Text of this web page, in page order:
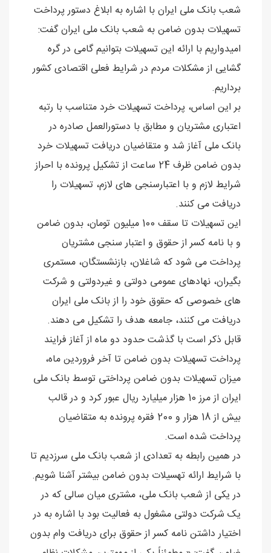
شعب بانک ملی ایران با اشاره به ابلاغ دستور پرداخت
تسهیلات بدون ضامن به شعب بانک ملی ایران گفت:
امیدواریم با ارائه این تسهیلات بتوانیم گامی در گره
گشایی از مشکلات مردم در شرایط فعلی اقتصادی کشور
برداریم.
بر این اساس، پرداخت تسهیلات خرد متناسب با رتبه
اعتباری مشتریان و مطابق با دستورالعمل صادره در
بانک ملی آغاز شد و متقاضیان دریافت تسهیلات خرد
بدون ضامن ظرف 24 ساعت از تشکیل پرونده با احراز
شرایط لازم و با اعتبارسنجی های لازم، تسهیلات را
دریافت می کنند.
این تسهیلات تا سقف 100 میلیون تومان، بدون ضامن
و با نامه کسر از حقوق و اعتبار سنجی مشتریان
پرداخت می شود که شاغلان، بازنشستگان، مستمری
بگیران، نهادهای عمومی دولتی و غیردولتی و شرکت
های خصوصی که حقوق خود را از بانک ملی ایران
دریافت می کنند، جامعه هدف را تشکیل می دهند.
قابل ذکر است با گذشت حدود دو ماه از آغاز فرایند
پرداخت تسهیلات بدون ضامن تا آخر فروردین ماه،
میزان تسهیلات بدون ضامن پرداختی توسط بانک ملی
ایران از مرز 10 هزار میلیارد ریال عبور کرد و در قالب
بیش از 18 هزار و 200 فقره پرونده به متقاضیان
پرداخت شده است.
در همین رابطه به تعدادی از شعب بانک ملی سرزدیم تا
با شرایط ارائه تهسیلات بدون ضامن بیشتر آشنا شویم.
در یکی از شعب بانک ملی، مشتری میان سالی که در
یک شرکت دولتی مشغول به فعالیت بود با اشاره به در
اختیار داشتن نامه کسر از حقوق برای دریافت وام بدون